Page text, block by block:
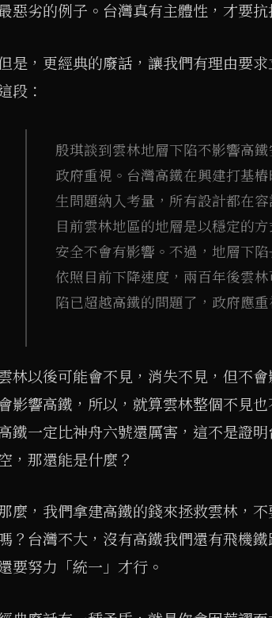
惡劣的例子。台灣真有主體性，才要
是，更經典的廢話，讓我們有理由要
段：
殷琪談到雲林地層下陷不影響高
政府重視。台灣高鐵在興建打基
生問題納入考量，所有設計都在
目前雲林地區的地層是以穩定的
安全不會有影響。不過，地層下
依照目前下降速度，兩百年後雲
陷已超越高鐵的問題了，政府應
林以後可能會不見，消失不見，但不
影響高鐵，所以，就算雲林整個不見
鐵一定比神舟六號還厲害，這不是證
，那還能是什麼？
麼，我們拿建高鐵的錢來拯救雲林，
？台灣不大，沒有高鐵我們還有飛機
要努力「統一」才行。